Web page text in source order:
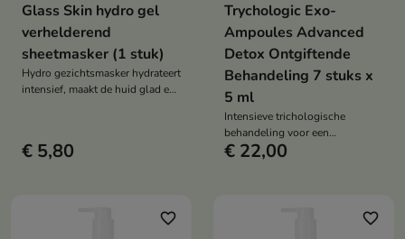
Glass Skin hydro gel
verhelderend
sheetmasker (1 stuk)
Hydro gezichtsmasker hydrateert
intensief, maakt de huid glad en
centella asiatica, panthenol,
frisse uitstraling van de huid.
€ 5,80
Trychologic Exo-
Ampoules Advanced
Detox Ontgiftende
Behandeling 7 stuks x
5 ml
Intensieve trichologische
behandeling voor een
seborroïsche hoofdhuid die snel
€ 22,00
favorite_border favorite_border